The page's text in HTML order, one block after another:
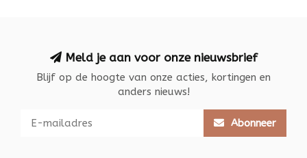
Meld je aan voor onze nieuwsbrief
Blijf op de hoogte van onze acties, kortingen en
anders nieuws!
Abonneer